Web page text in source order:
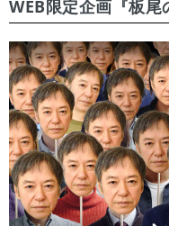
WEB限定企画『板